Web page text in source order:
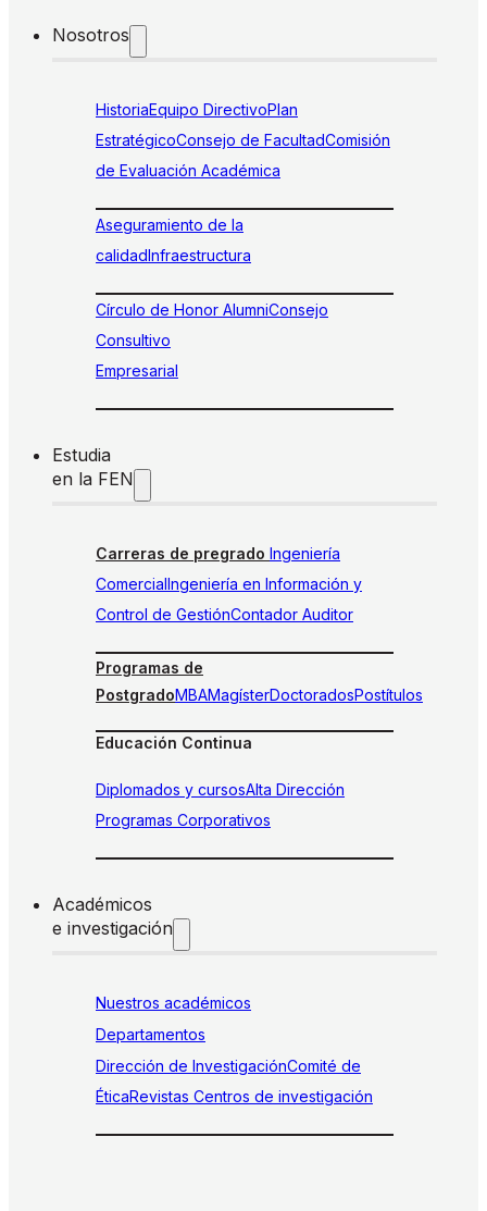
Nosotros
HistoriaEquipo DirectivoPlan
EstratégicoConsejo de FacultadComisión
de Evaluación Académica
Aseguramiento de la
calidadInfraestructura
Círculo de Honor AlumniConsejo
Consultivo
Empresarial
Estudia
en la FEN
Carreras de pregrado Ingeniería
ComercialIngeniería en Información y
Control de GestiónContador Auditor
Programas de
PostgradoMBAMagísterDoctoradosPostítulos
Educación Continua
Diplomados y cursosAlta Dirección
Programas Corporativos
Académicos
e investigación
Nuestros académicos
Departamentos
Dirección de InvestigaciónComité de
ÉticaRevistas Centros de investigación